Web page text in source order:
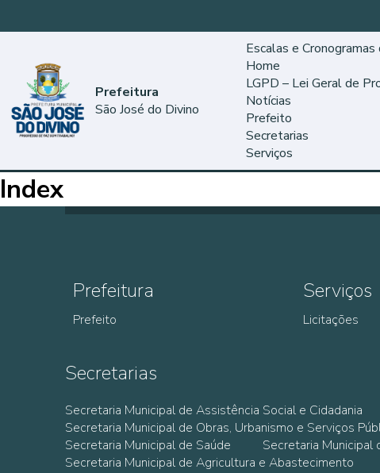
Prefeitura
São José do Divino
Escalas e Cronogramas
Home
LGPD – Lei Geral de
Notícias
Prefeito
Secretarias
Serviços
Index
Prefeitura
Prefeito
Serviços
Licitações
Secretarias
Secretaria Municipal de Assistência Social e Cidadania
Secretaria Municipal de Obras, Urbanismo e Serviços
Secretaria Municipal de Saúde
Secretaria Municipal
Secretaria Municipal de Agricultura e Abastecimento